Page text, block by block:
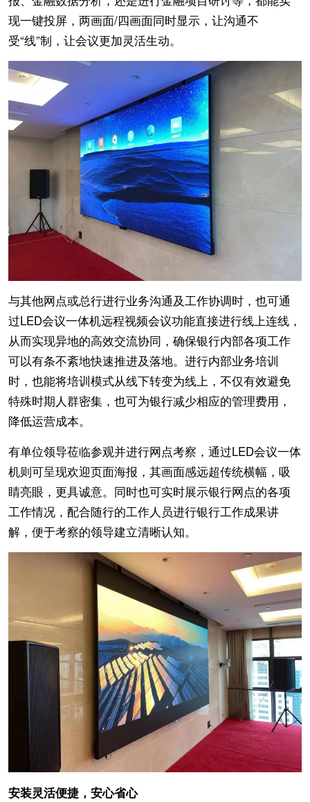
现一键投屏，两画面/四画面同时显示，让沟通不
受“线”制，让会议更加灵活生动。
与其他网点或总行进行业务沟通及工作协调时，也可通
过LED会议一体机远程视频会议功能直接进行线上连线，
从而实现异地的高效交流协同，确保银行内部各项工作
可以有条不紊地快速推进及落地。进行内部业务培训
时，也能将培训模式从线下转变为线上，不仅有效避免
特殊时期人群密集，也可为银行减少相应的管理费用，
降低运营成本。
有单位领导莅临参观并进行网点考察，通过LED会议一体
机则可呈现欢迎页面海报，其画面感远超传统横幅，吸
睛亮眼，更具诚意。同时也可实时展示银行网点的各项
工作情况，配合随行的工作人员进行银行工作成果讲
解，便于考察的领导建立清晰认知。
安装灵活便捷，安心省心